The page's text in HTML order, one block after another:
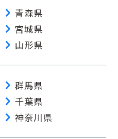
chevron_right 青森県
chevron_right 宮城県
chevron_right 山形県
chevron_right 群馬県
chevron_right 千葉県
chevron_right 神奈川県